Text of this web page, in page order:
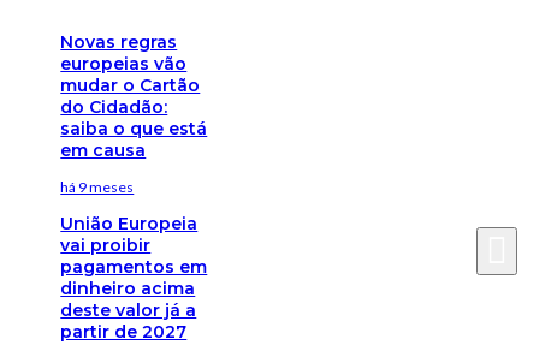
Novas regras
europeias vão
mudar o Cartão
do Cidadão:
saiba o que está
em causa
há 9 meses
União Europeia
vai proibir
pagamentos em
dinheiro acima
deste valor já a
partir de 2027